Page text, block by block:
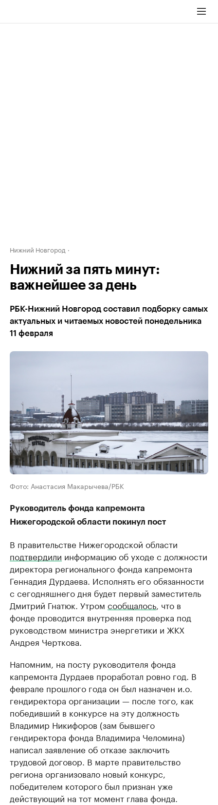
Нижний Новгород
Нижний за пять минут:
важнейшее за день
РБК-Нижний Новгород составил подборку самых
актуальных и читаемых новостей понедельника
11 февраля
Фото: Анастасия Макарычева/РБК
Руководитель фонда капремонта
Нижегородской области покинул пост
В правительстве Нижегородской области
подтвердили информацию об уходе с должности
директора регионального фонда капремонта
Геннадия Дурдаева. Исполнять его обязанности
с сегодняшнего дня будет первый заместитель
Дмитрий Гнатюк. Утром сообщалось, что в
фонде проводится внутренняя проверка под
руководством министра энергетики и ЖКХ
Андрея Черткова.
Напомним, на посту руководителя фонда
капремонта Дурдаев проработал ровно год. В
феврале прошлого года он был назначен и.о.
гендиректора организации — после того, как
победивший в конкурсе на эту должность
Владимир Никифоров (зам бывшего
гендиректора фонда Владимира Челомина)
написал заявление об отказе заключить
трудовой договор. В марте правительство
региона организовало новый конкурс,
победителем которого был признан уже
действующий на тот момент глава фонда.